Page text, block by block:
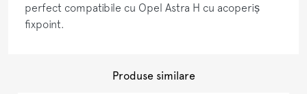
perfect compatibile cu Opel Astra H cu acoperiș
fixpoint.
Produse similare